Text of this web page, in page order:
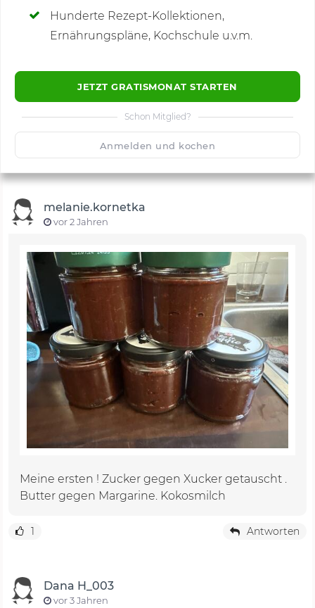
Hunderte Rezept-Kollektionen,
Ernährungspläne, Kochschule u.v.m.
JETZT GRATISMONAT STARTEN
Schon Mitglied?
Anmelden und kochen
Kommentare(2)
🙂 Speichern
melanie.kornetka
vor 2 Jahren
Meine ersten ! Zucker gegen Xucker getauscht .
Butter gegen Margarine. Kokosmilch
1 Antworten
Dana H_003
vor 3 Jahren